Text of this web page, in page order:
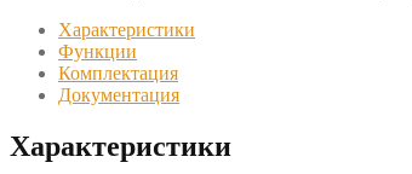
Характеристики
Функции
Комплектация
Документация
Характеристики